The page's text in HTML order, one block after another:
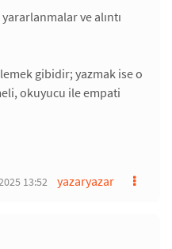
ve alıntı
gibidir; yazmak ise o
okuyucu ile empati
yazaryazar
13:52